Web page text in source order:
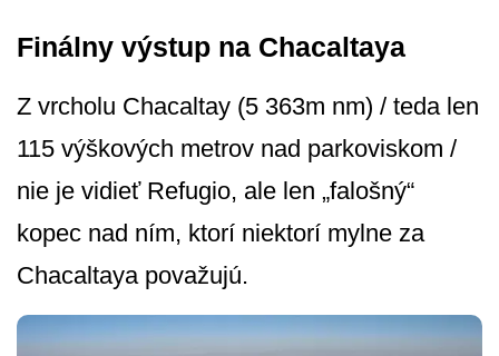
Finálny výstup na Chacaltaya
Z vrcholu Chacaltay (5 363m nm) / teda len
115 výškových metrov nad parkoviskom /
nie je vidieť Refugio, ale len „falošný“
kopec nad ním, ktorí niektorí mylne za
Chacaltaya považujú.